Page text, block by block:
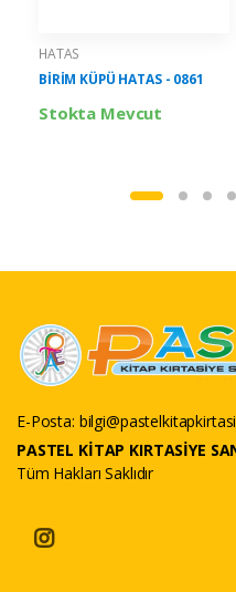
HATAS
BİRİM KÜPÜ HATAS - 0861
Stokta Mevcut
E-Posta:
PASTEL KİTAP KIRTASİYE
Tüm Hakları Saklıdır